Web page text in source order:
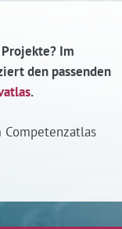
Im
den passenden
.